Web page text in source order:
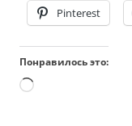
Pinterest
Понравилось это:
Загрузка…